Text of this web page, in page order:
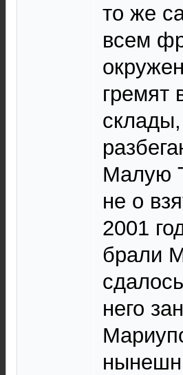
то же
всем
гремят
Малую
не о
2001
брали
него